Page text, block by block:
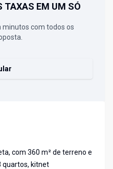
TAXAS EM UM SÓ
com todos os
com 360 m² de terreno e
quartos, kitnet